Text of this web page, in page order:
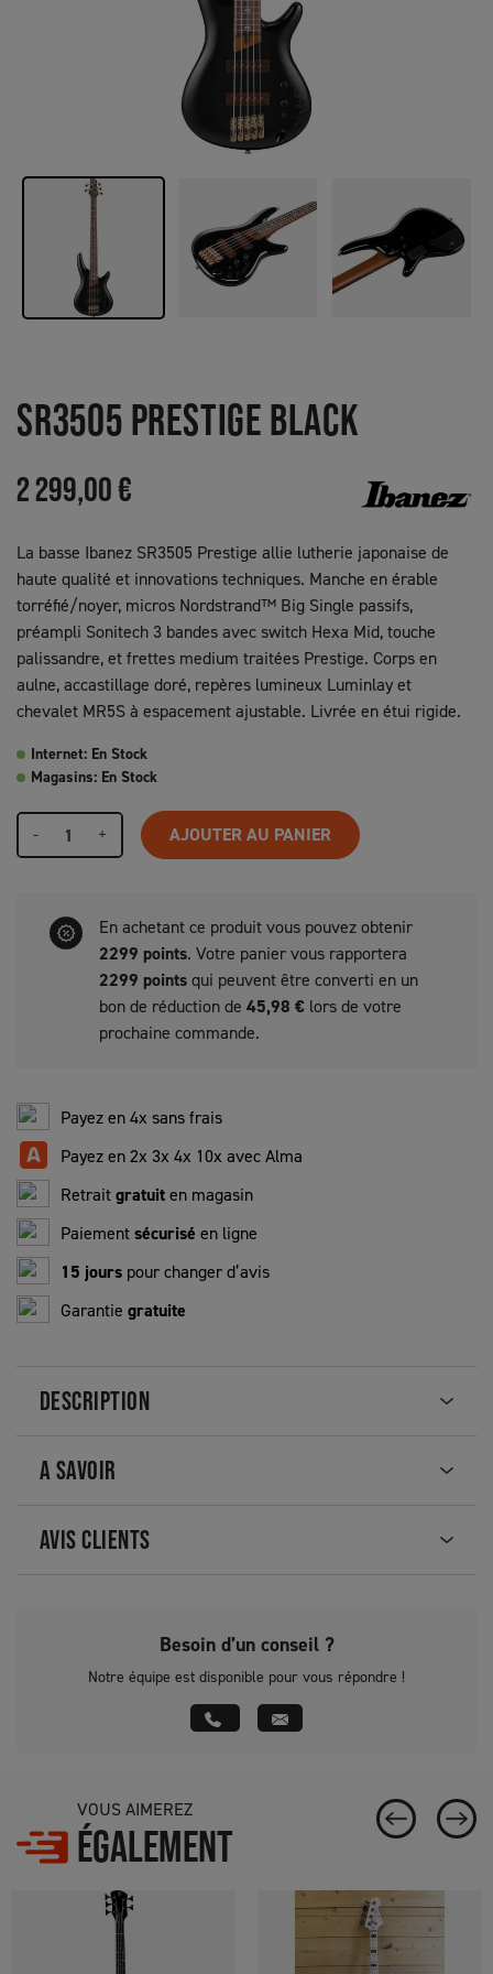
SR3505 PRESTIGE BLACK
2 299,00 €
La basse Ibanez SR3505 Prestige allie lutherie japonaise de
haute qualité et innovations techniques. Manche en érable
torréfié/noyer, micros Nordstrand™ Big Single passifs,
préampli Sonitech 3 bandes avec switch Hexa Mid, touche
palissandre, et frettes medium traitées Prestige. Corps en
aulne, accastillage doré, repères lumineux Luminlay et
chevalet MR5S à espacement ajustable. Livrée en étui rigide.
Internet: En Stock
Magasins: En Stock
- + AJOUTER AU PANIER
En achetant ce produit vous pouvez obtenir
2299 points. Votre panier vous rapportera
2299 pointsqui peuvent être converti en un
bon de réduction de 45,98 €lors de votre
prochaine commande.
Payez en 4x sans frais
Payez en 2x 3x 4x 10x avec Alma
Retraitgratuiten magasin
Paiementsécurisé en ligne
15 jours pour changer d’avis
Garantie gratuite
DESCRIPTION
A SAVOIR
AVIS CLIENTS
Besoin d’un conseil ?
Notre équipe est disponible pour vous répondre !
VOUS AIMEREZ
ÉGALEMENT